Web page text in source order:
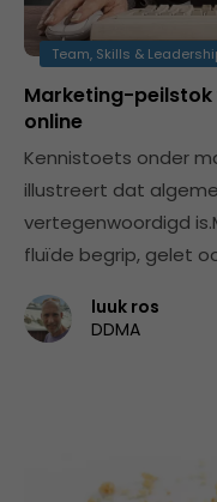
Team, Skills &
Marketing-peilstok
online
Kennistoets onder
illustreert dat
vertegenwoordigd
fluïde begrip, gelet
luuk ros
DDMA